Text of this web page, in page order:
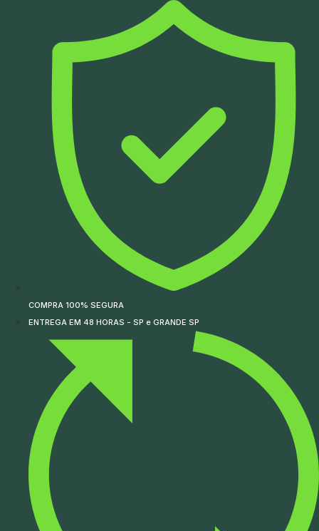
COMPRA 100% SEGURA
ENTREGA EM 48 HORAS - SP e GRANDE SP